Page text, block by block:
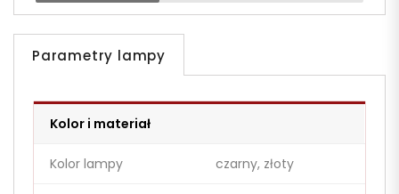
Parametry lampy
Kolor i materiał
Kolor lampy czarny, złoty